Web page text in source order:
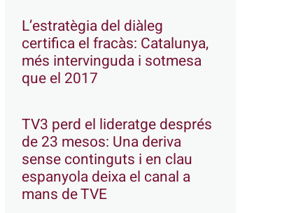
L’estratègia del diàleg
certifica el fracàs: Catalunya,
més intervinguda i sotmesa
que el 2017
TV3 perd el lideratge després
de 23 mesos: Una deriva
sense continguts i en clau
espanyola deixa el canal a
mans de TVE